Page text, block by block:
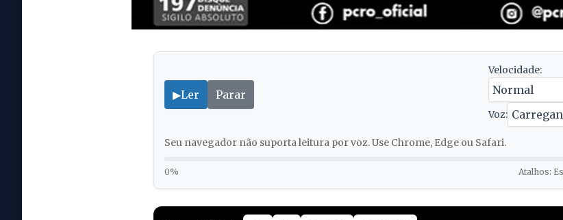
▶Ler Parar
Velocidade:
Voz:
Seu navegador não suporta leitura por voz. Use Chrome, Edge ou Safari.
0% Atalhos: